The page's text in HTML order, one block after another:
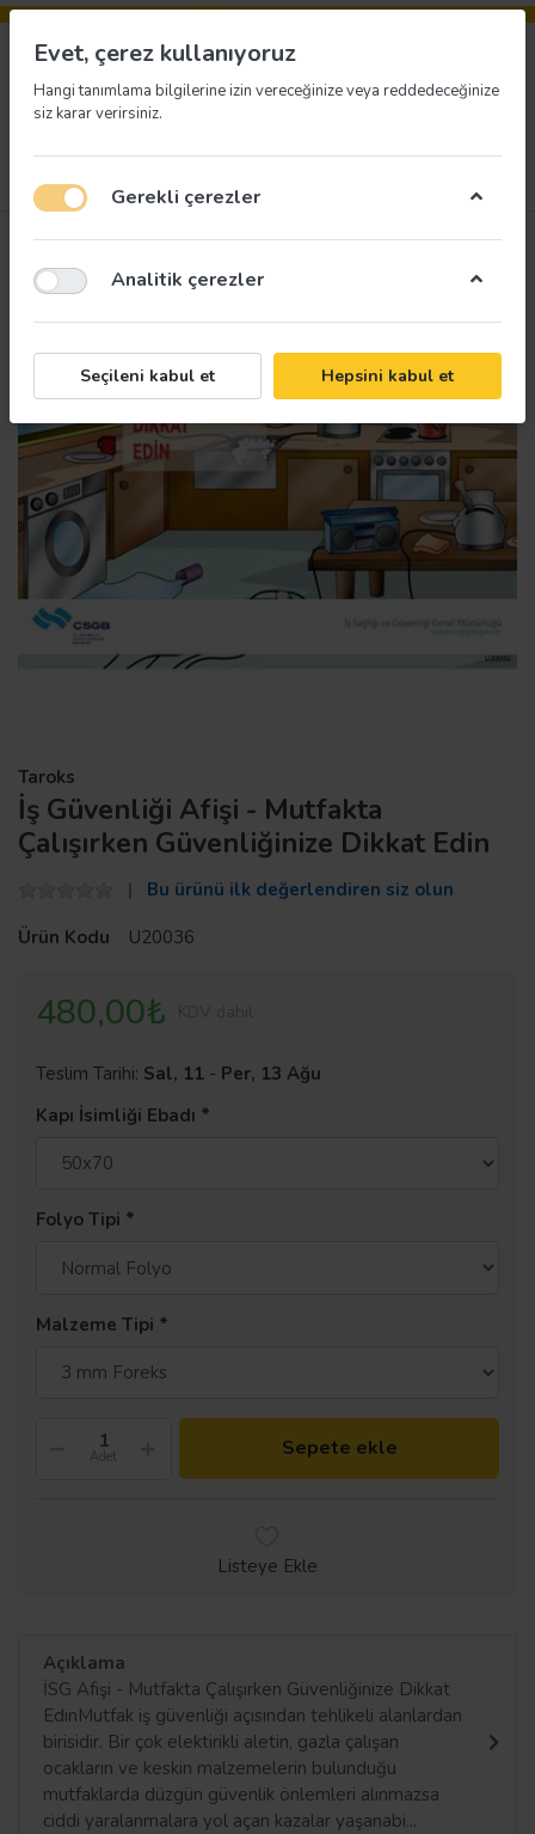
Taroks
İş Güvenliği Afişi - Mutfakta
Çalışırken Güvenliğinize Dikkat Edin
Bu ürünü ilk değerlendiren siz olun
Ürün Kodu
U20036
480,00₺
Teslim Tarihi: Sal, 11 - Per, 13 Ağu
Kapı İsimliği Ebadı
Folyo Tipi
Malzeme Tipi
Adet Sepete ekle
Listeye Ekle
Açıklama
İSG Afişi - Mutfakta Çalışırken Güvenliğinize Dikkat
EdinMutfak iş güvenliği açısından tehlikeli alanlardan
birisidir. Bir çok elektirikli aletin, gazla çalışan
ocakların ve keskin malzemelerin bulunduğu
mutfaklarda düzgün güvenlik önlemleri alınmazsa
ciddi yaralanmalara yol açan kazalar yaşanabi...
Evet, çerez kullanıyoruz
Hangi tanımlama bilgilerine izin vereceğinize veya reddedeceğinize
siz karar verirsiniz.
Gerekli çerezler
Analitik çerezler
Seçileni kabul et Hepsini kabul et